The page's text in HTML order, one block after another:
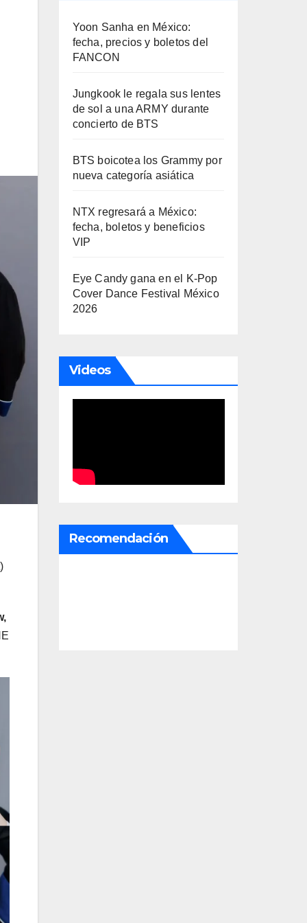
Yoon Sanha en México:
fecha, precios y boletos del
FANCON
Jungkook le regala sus lentes
de sol a una ARMY durante
concierto de BTS
BTS boicotea los Grammy por
nueva categoría asiática
NTX regresará a México:
fecha, boletos y beneficios
VIP
Eye Candy gana en el K-Pop
Cover Dance Festival México
2026
Videos
Recomendación